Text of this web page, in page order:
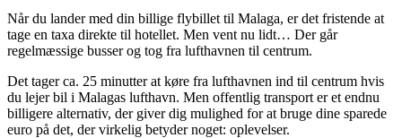
Når du lander med din billige flybillet til Malaga, er det fristende at
tage en taxa direkte til hotellet. Men vent nu lidt… Der går
regelmæssige busser og tog fra lufthavnen til centrum.
Det tager ca. 25 minutter at køre fra lufthavnen ind til centrum hvis
du lejer bil i Malagas lufthavn. Men offentlig transport er et endnu
billigere alternativ, der giver dig mulighed for at bruge dine sparede
euro på det, der virkelig betyder noget: oplevelser.